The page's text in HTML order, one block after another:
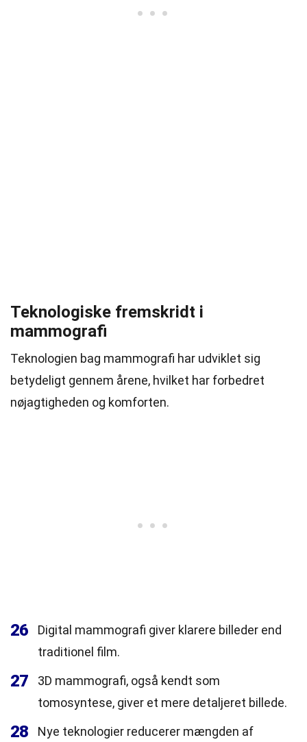
Teknologiske fremskridt i
mammografi
Teknologien bag mammografi har udviklet sig
betydeligt gennem årene, hvilket har forbedret
nøjagtigheden og komforten.
26
Digital mammografi giver klarere billeder end
traditionel film.
27
3D mammografi, også kendt som
tomosyntese, giver et mere detaljeret billede.
28 Nye teknologier reducerer mængden af